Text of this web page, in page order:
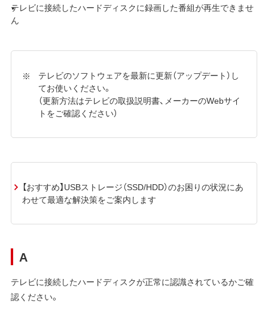
テレビに接続したハードディスクに録画した番組が再生できませ
ん
テレビのソフトウェアを最新に更新（アップデート）し
てお使いください。
（更新方法はテレビの取扱説明書、メーカーのWebサイ
トをご確認ください）
【おすすめ】USBストレージ（SSD/HDD）のお困りの状況にあ
わせて最適な解決策をご案内します
A
テレビに接続したハードディスクが正常に認識されているかご確
認ください。